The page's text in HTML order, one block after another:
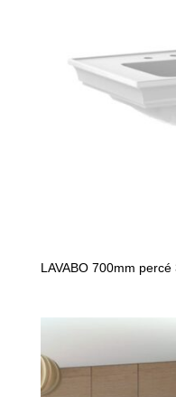
LAVABO 700mm